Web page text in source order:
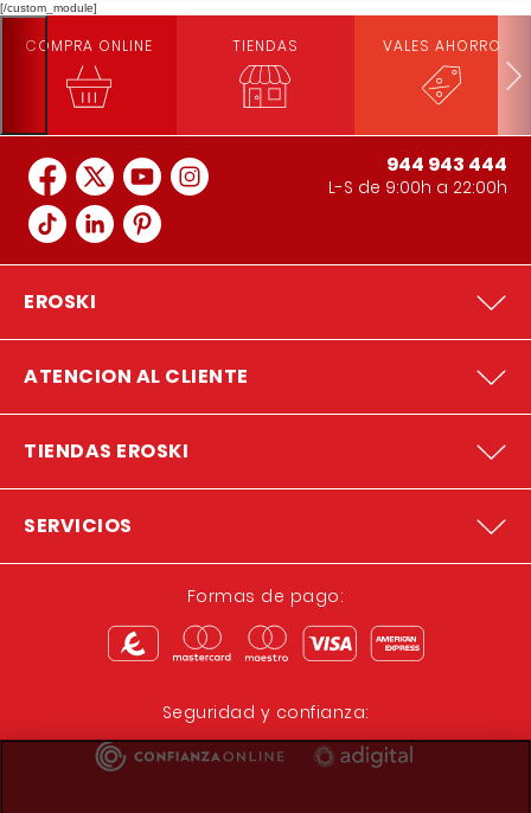
[/custom_module]
COMPRA ONLINE TIENDAS VALES AHORRO
944 943 444
L-S de 9:00h a 22:00h
EROSKI
ATENCION AL CLIENTE
TIENDAS EROSKI
SERVICIOS
Formas de pago:
Seguridad y confianza: